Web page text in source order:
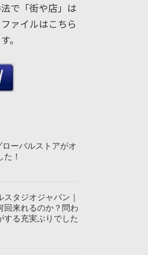
で「街や店」は
ァイルはこちら
。
ローバルストアがオ
た！
スタジオジャパン｜
回来れるのか？問わ
する充実ぶりでした